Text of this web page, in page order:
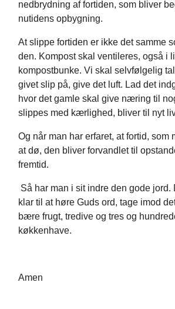
nedbrydning af fortiden, som bliver
nutidens opbygning.
At slippe fortiden er ikke det samme
den. Kompost skal ventileres, også i
kompostbunke. Vi skal selvfølgelig
givet slip på, give det luft. Lad det
hvor det gamle skal give næring til
slippes med kærlighed, bliver til nyt
Og når man har erfaret, at fortid, som
at dø, den bliver forvandlet til
fremtid.
Så har man i sit indre den gode jord.
klar til at høre Guds ord, tage imod
bære frugt, tredive og tres og
køkkenhave.
Amen